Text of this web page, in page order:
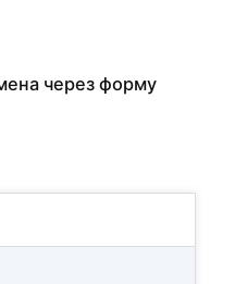
через форму